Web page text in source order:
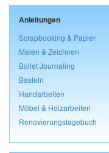
Anleitungen
Scrapbooking & Papier
Malen & Zeichnen
Bullet Journaling
Basteln
Handarbeiten
Möbel & Holzarbeiten
Renovierungstagebuch